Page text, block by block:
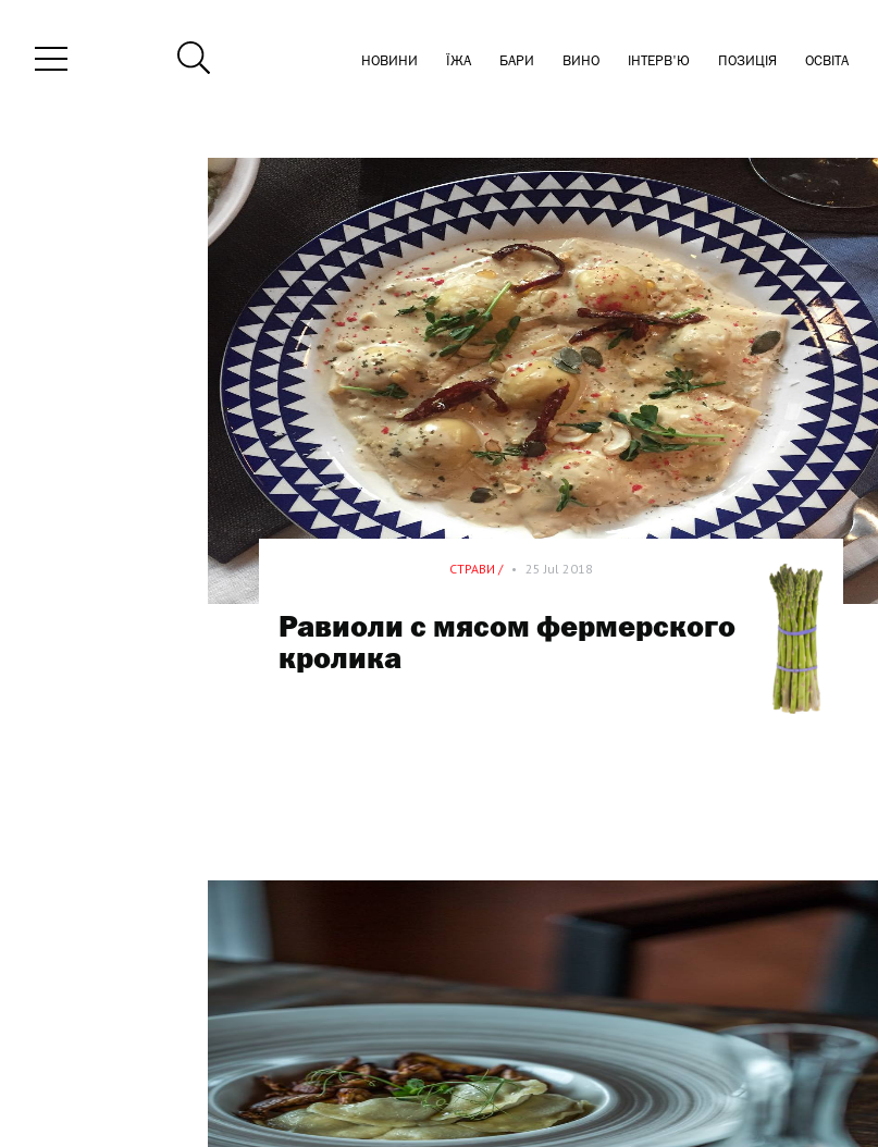
НОВИНИ ЇЖА БАРИ ВИНО ІНТЕРВ'Ю ПОЗИЦІЯ ОСВІТА
СТРАВИ / • 25 Jul 2018
Равиоли с мясом фермерского
кролика